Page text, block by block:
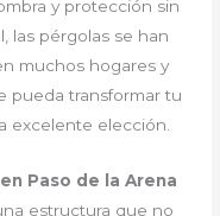
y protección sin
las pérgolas se han
muchos hogares y
pueda transformar tu
excelente elección.
Paso de la Arena
estructura que no